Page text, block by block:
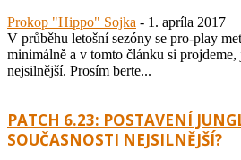
Prokop "Hippo" Sojka - 1. apríla 2017
V průběhu letošní sezóny se pro-play
minimálně a v tomto článku si
nejsilnější. Prosím berte...
PATCH 6.23: POSTAVENÍ
SOUČASNOSTI NEJSILNĚJŠÍ?